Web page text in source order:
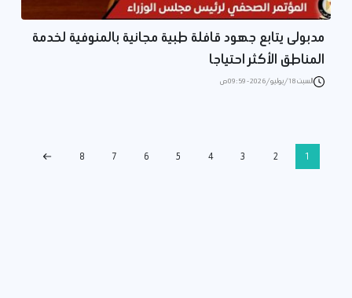
مدبولى يتابع جهود قافلة طبية مجانية بالمنوفية لخدمة
المناطق الأكثر احتياجا
السبت 18/يوليو/2026 - 09:59 ص
1
2
3
4
5
6
7
8